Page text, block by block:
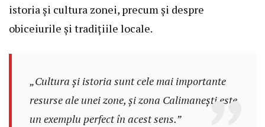
istoria și cultura zonei, precum și despre
obiceiurile și tradițiile locale.
„Cultura și istoria sunt cele mai importante
resurse ale unei zone, și zona Calimanești este
un exemplu perfect în acest sens.”